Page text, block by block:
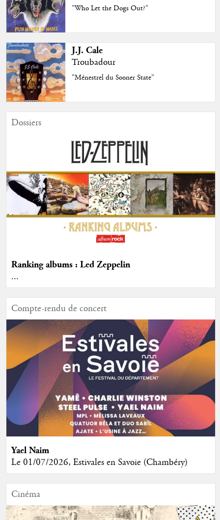
"Who Let the Dogs Out?"
J.J. Cale
Troubadour
"Ménestrel du Sooner State"
Dossiers
Ranking albums : Led Zeppelin
...
Compte-rendu de concert
Yael Naim
Le 01/07/2026, Estivales en Savoie (Chambéry)
Cinéma